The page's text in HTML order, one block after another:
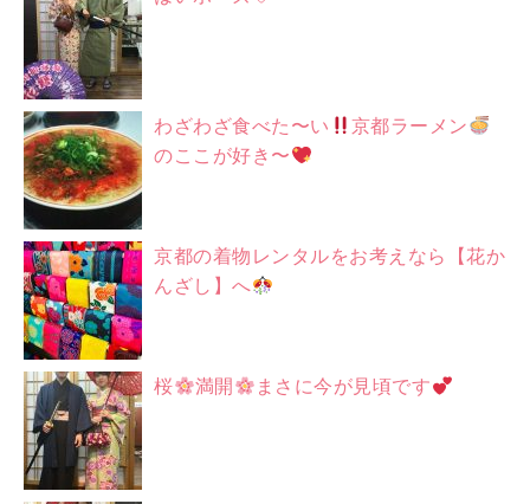
わざわざ食べた〜い
京都ラーメン
のここが好き〜
京都の着物レンタルをお考えなら【花か
んざし】へ
桜 満開 まさに今が見頃です